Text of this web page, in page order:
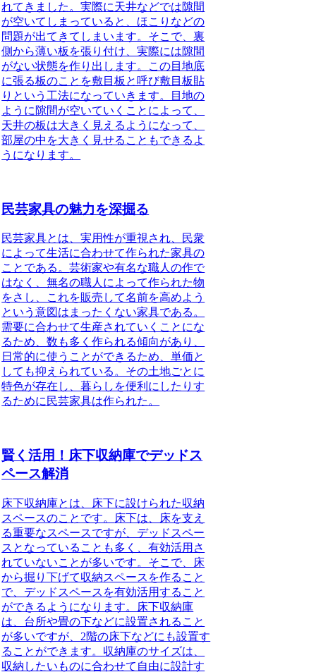
れてきました。実際に天井などでは隙間
が空いてしまっていると、ほこりなどの
問題が出てきてしまいます。そこで、裏
側から薄い板を張り付け、実際には隙間
がない状態を作り出します。この目地底
に張る板のことを敷目板と呼び敷目板貼
りという工法になっていきます。目地の
ように隙間が空いていくことによって、
天井の板は大きく見えるようになって、
部屋の中を大きく見せることもできるよ
うになります。
民芸家具の魅力を深掘る
民芸家具とは、実用性が重視され、民衆
によって生活に合わせて作られた家具の
ことである。芸術家や有名な職人の作で
はなく、無名の職人によって作られた物
をさし、これを販売して名前を高めよう
という意図はまったくない家具である。
需要に合わせて生産されていくことにな
るため、数も多く作られる傾向があり、
日常的に使うことができるため、単価と
しても抑えられている。その土地ごとに
特色が存在し、暮らしを便利にしたりす
るために民芸家具は作られた。
賢く活用！床下収納庫でデッドス
ペース解消
床下収納庫とは、床下に設けられた収納
スペースのことです。
床下は、床を支え
る重要なスペースですが、デッドスペー
スとなっていることも多く、有効活用さ
れていないことが多いです。そこで、床
から掘り下げて収納スペースを作ること
で、デッドスペースを有効活用すること
ができるようになります。床下収納庫
は、台所や畳の下などに設置されること
が多いですが、2階の床下などにも設置す
ることができます。収納庫のサイズは、
収納したいものに合わせて自由に設計す